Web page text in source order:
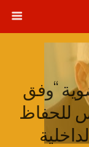
“وفق
للحفاظ